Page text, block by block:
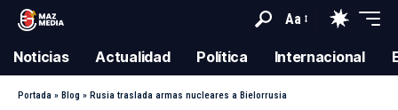
Aa
Noticias Actualidad Política Internacional
Portada » Blog » Rusia traslada armas nucleares a Bielorrusia